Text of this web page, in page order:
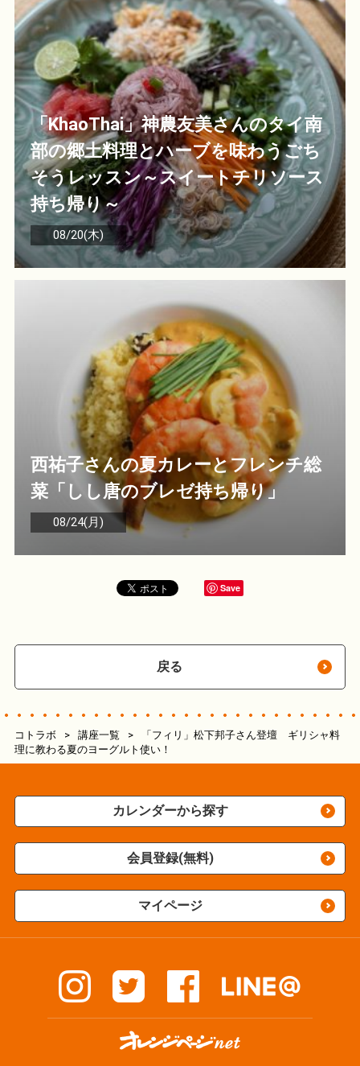
「KhaoThai」神農友美さんのタイ南
部の郷土料理とハーブを味わうごち
そうレッスン～スイートチリソース
持ち帰り～
08/20(木)
西祐子さんの夏カレーとフレンチ総
菜「しし唐のブレゼ持ち帰り」
08/24(月)
Save
戻る
コトラボ > 講座一覧 >
「フィリ」松下邦子さん登壇 ギリシャ料
理に教わる夏のヨーグルト使い！
カレンダーから探す
会員登録(無料)
マイページ